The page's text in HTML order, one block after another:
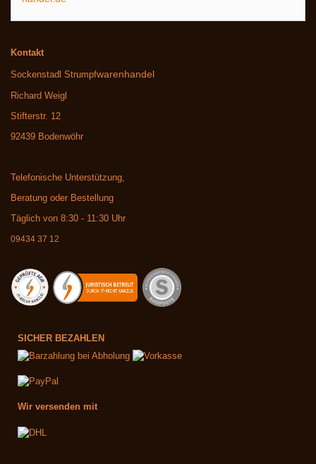
Kontakt
Sockenstadl Strumpfwarenhandel
Richard Weigl
Stifterstr. 12
92439 Bodenwöhr
Telefonische Unterstützung,
Beratung oder Bestellung
Täglich von 8:30 - 11:30 Uhr
09434 37 12
SICHER BEZAHLEN
Wir versenden mit